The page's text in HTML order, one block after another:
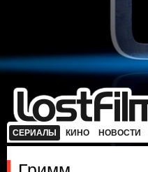
СЕРИАЛЫ КИНО НОВОСТИ